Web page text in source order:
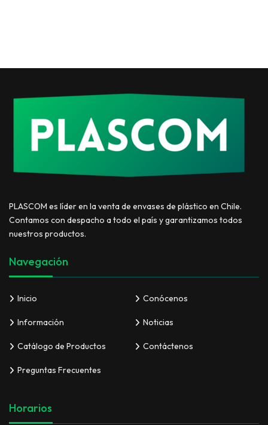
PLASCOM es líder en la venta de envases de plástico en Chile.
Contamos con despacho a todo el país y garantizamos todos
nuestros productos.
Navegación
Inicio Conócenos
Información Noticias
Catálogo de Productos Contáctenos
Preguntas Frecuentes
Horarios